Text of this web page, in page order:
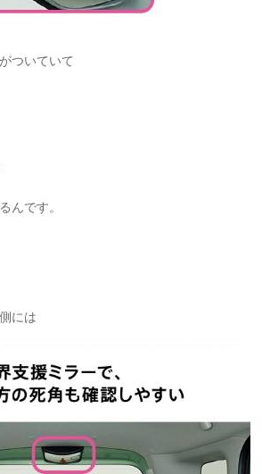
ついていて
んです。
には